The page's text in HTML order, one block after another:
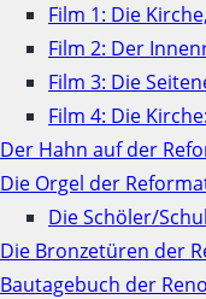
Film 1: Die
Film 2: Der
Film 3: Die
Film 4: Die
Der Hahn auf der
Die Orgel der
Die Schöler/
Die Bronzetüren der
Bautagebuch der